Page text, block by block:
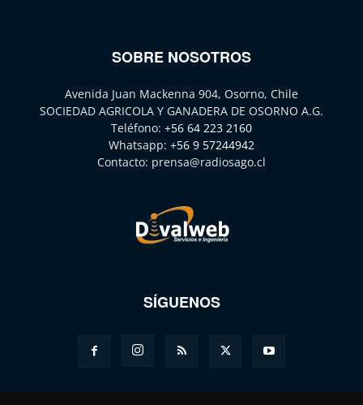
SOBRE NOSOTROS
Avenida Juan Mackenna 904, Osorno, Chile
SOCIEDAD AGRICOLA Y GANADERA DE OSORNO A.G.
Teléfono: +56 64 223 2160
Whatsapp: +56 9 57244942
Contacto: prensa@radiosago.cl
SÍGUENOS